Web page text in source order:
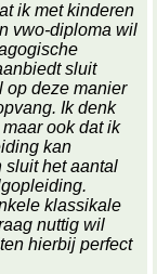
ik met kinderen
vwo-diploma wil
sluit
op deze manier
Ik denk
ook dat ik
kan
sluit het aantal
klassikale
nuttig wil
hierbij perfect